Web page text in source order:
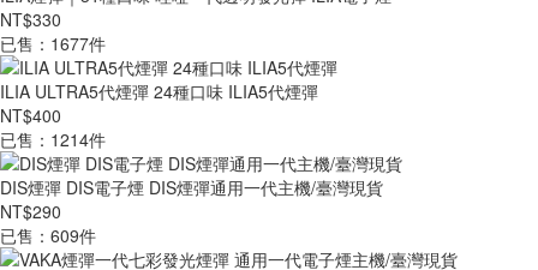
NT$330
已售：1677件
ILIA ULTRA5代煙彈 24種口味 ILIA5代煙彈
NT$400
已售：1214件
DIS煙彈 DIS電子煙 DIS煙彈通用一代主機/臺灣現貨
NT$290
已售：609件